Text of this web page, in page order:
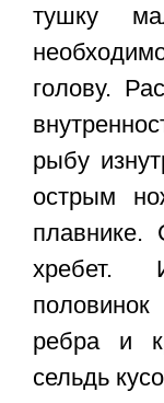
тушку
голову.
рыбу
острым
плавнике.
хребет.
ребра и
сельдь